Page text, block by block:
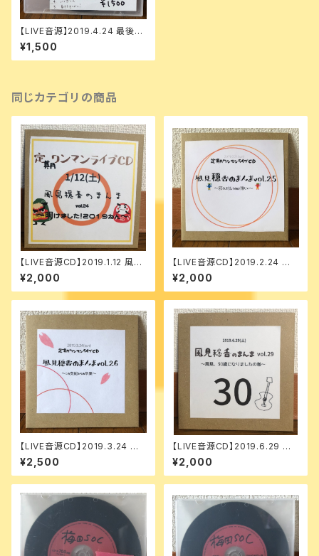
【LIVE音源】2019.4.24 最後の
赤坂グラフィティー
¥1,500
同じカテゴリの商品
【LIVE音源CD】2019.1.12 風見
穏香のまんま vol.24
¥2,000
【LIVE音源CD】2019.2.24 風
見穏香のまんま vol.25
¥2,000
【LIVE音源CD】2019.3.24 風
見穏香のまんま vol. 26
¥2,500
【LIVE音源CD】2019.6.29 風
見穏香のまんま vol.29
¥2,000